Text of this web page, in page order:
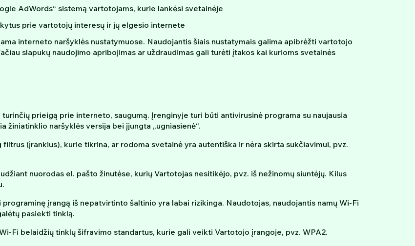
AdWords“ sistemą vartotojams, kurie lankėsi svetainėje
prie vartotojų interesų ir jų elgesio internete
interneto naršyklės nustatymuose. Naudojantis šiais nustatymais galima apibrėžti vartotojo
slapukų naudojimo apribojimas ar uždraudimas gali turėti įtakos kai kurioms svetainės
prieigą prie interneto, saugumą. Įrenginyje turi būti antivirusinė programa su naujausia
žiniatinklio naršyklės versija bei įjungta „ugniasienė“.
(įrankius), kurie tikrina, ar rodoma svetainė yra autentiška ir nėra skirta sukčiavimui, pvz.
nuorodas el. pašto žinutėse, kurių Vartotojas nesitikėjo, pvz. iš nežinomų siuntėjų. Kilus
įrangą iš nepatvirtinto šaltinio yra labai rizikinga. Naudotojas, naudojantis namų Wi-Fi
pasiekti tinklą.
Fi belaidžių tinklų šifravimo standartus, kurie gali veikti Vartotojo įrangoje, pvz. WPA2.